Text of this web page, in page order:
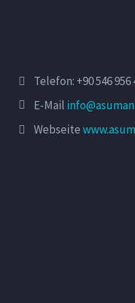
Telefon: +90 546 956
E-Mail
Webseite